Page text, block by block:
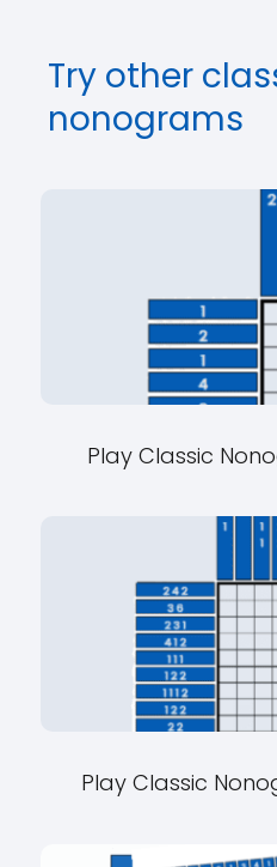
Try other
nonograms
Play Classic
Play Classic